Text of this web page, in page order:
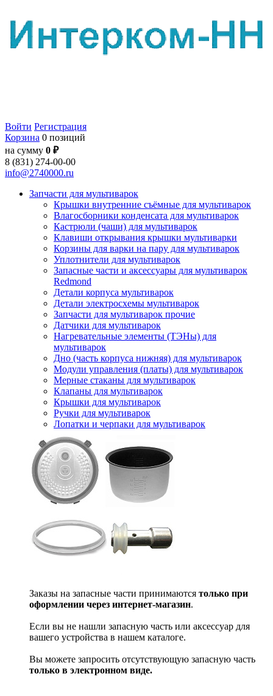
Войти Регистрация
Корзина 0 позиций
на сумму 0 ₽
8 (831) 274-00-00
info@2740000.ru
Запчасти для мультиварок
Крышки внутренние съёмные для мультиварок
Влагосборники конденсата для мультиварок
Кастрюли (чаши) для мультиварок
Клавиши открывания крышки мультиварки
Корзины для варки на пару для мультиварок
Уплотнители для мультиварок
Запасные части и аксессуары для мультиварок
Redmond
Детали корпуса мультиварок
Детали электросхемы мультиварок
Запчасти для мультиварок прочие
Датчики для мультиварок
Нагревательные элементы (ТЭНы) для
мультиварок
Дно (часть корпуса нижняя) для мультиварок
Модули управления (платы) для мультиварок
Мерные стаканы для мультиварок
Клапаны для мультиварок
Крышки для мультиварок
Ручки для мультиварок
Лопатки и черпаки для мультиварок
Заказы на запасные части принимаются только при
оформлении через интернет-магазин.
Если вы не нашли запасную часть или аксессуар для
вашего устройства в нашем каталоге.
Вы можете запросить отсутствующую запасную часть
только в электронном виде.